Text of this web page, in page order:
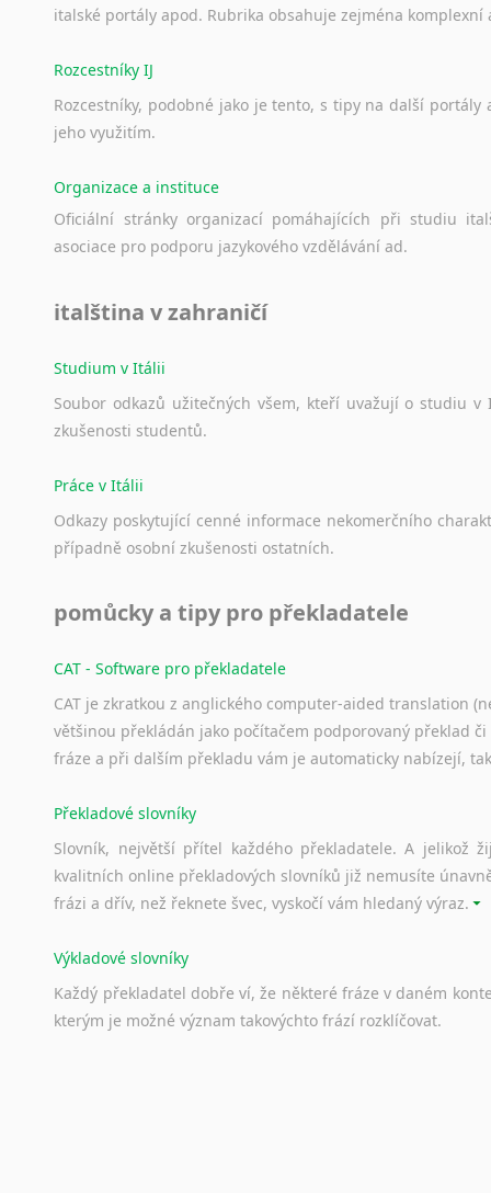
italské portály apod. Rubrika obsahuje zejména komplexní
Rozcestníky IJ
Rozcestníky, podobné jako je tento, s tipy na další portály
jeho využitím.
Organizace a instituce
Oficiální stránky organizací pomáhajících při studiu
asociace pro podporu jazykového vzdělávání ad.
italština v zahraničí
Studium v Itálii
Soubor odkazů užitečných všem, kteří uvažují o studiu v
zkušenosti studentů.
Práce v Itálii
Odkazy poskytující cenné informace nekomerčního
případně osobní zkušenosti ostatních.
pomůcky a tipy pro překladatele
CAT - Software pro překladatele
CAT je zkratkou z anglického computer-aided translation
většinou překládán jako počítačem podporovaný překlad
fráze a při dalším překladu vám je automaticky nabízejí,
Překladové slovníky
Slovník, největší přítel každého překladatele. A jelikož
kvalitních online překladových slovníků již nemusíte
frázi a dřív, než řeknete švec, vyskočí vám hledaný výraz.
Výkladové slovníky
Každý překladatel dobře ví, že některé fráze v daném
kterým je možné význam takovýchto frází rozklíčovat.